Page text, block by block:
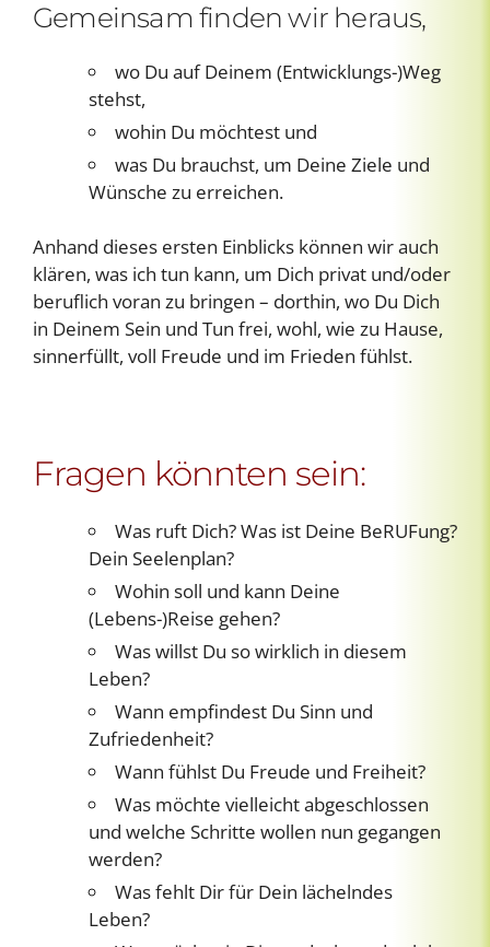
Gemeinsam finden wir heraus,
wo Du auf Deinem (Entwicklungs-)Weg
stehst,
wohin Du möchtest und
was Du brauchst, um Deine Ziele und
Wünsche zu erreichen.
Anhand dieses ersten Einblicks können wir auch
klären, was ich tun kann, um Dich privat und/oder
beruflich voran zu bringen – dorthin, wo Du Dich
in Deinem Sein und Tun frei, wohl, wie zu Hause,
sinnerfüllt, voll Freude und im Frieden fühlst.
Fragen könnten sein:
Was ruft Dich? Was ist Deine BeRUFung?
Dein Seelenplan?
Wohin soll und kann Deine
(Lebens-)Reise gehen?
Was willst Du so wirklich in diesem
Leben?
Wann empfindest Du Sinn und
Zufriedenheit?
Wann fühlst Du Freude und Freiheit?
Was möchte vielleicht abgeschlossen
und welche Schritte wollen nun gegangen
werden?
Was fehlt Dir für Dein lächelndes
Leben?